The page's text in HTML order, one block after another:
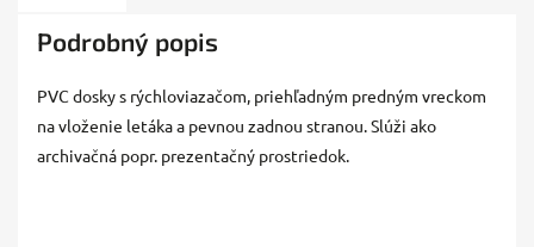
Podrobný popis
PVC dosky s rýchloviazačom, priehľadným predným vreckom
na vloženie letáka a pevnou zadnou stranou. Slúži ako
archivačná popr. prezentačný prostriedok.